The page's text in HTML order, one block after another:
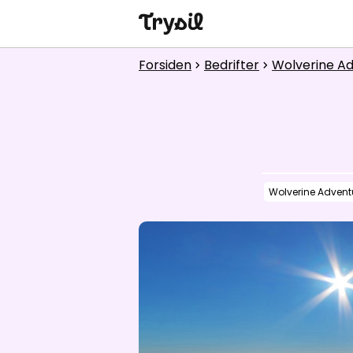
16
Forsiden chevron_right Bedrifter chevron_right Wolverine
Wolverine